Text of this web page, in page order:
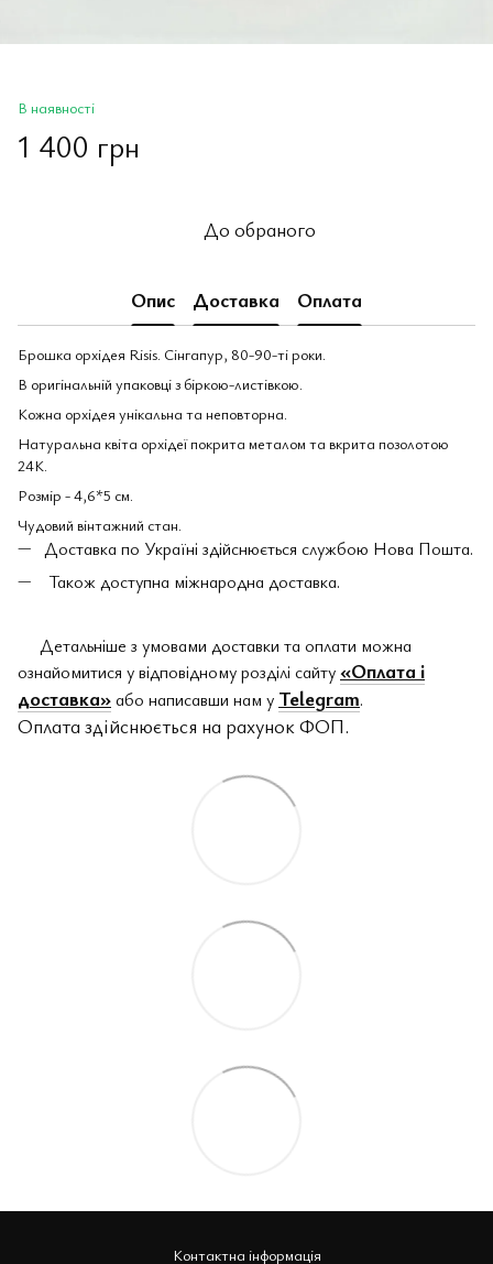
В наявності
1 400 грн
До обраного
Опис Доставка Оплата
Брошка орхідея Risis. Сінгапур, 80-90-ті роки.
В оригінальній упаковці з біркою-листівкою.
Кожна орхідея унікальна та неповторна.
Натуральна квіта орхідеї покрита металом та вкрита позолотою
24К.
Розмір - 4,6*5 см.
Чудовий вінтажний стан.
Доставка по Україні здійснюється службою Нова Пошта.
Також доступна міжнародна доставка.
Детальніше з умовами доставки та оплати можна
ознайомитися у відповідному розділі сайту«Оплата і
доставка»або написавши нам у Telegram.
Оплата здійснюється на рахунок ФОП.
Контактна інформація